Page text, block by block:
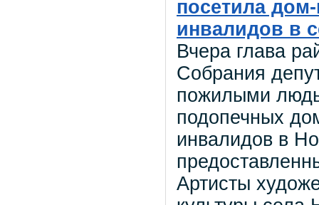
посетила
инвалидов в
Вчера глава
Собрания
пожилыми
подопечных
инвалидов в
Артисты